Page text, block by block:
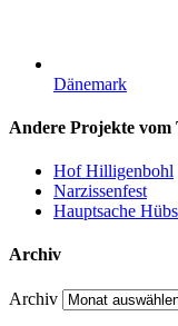
Dänemark
Andere Projekte vom
Hof Hilligenbohl
Narzissenfest
Hauptsache
Archiv
Archiv